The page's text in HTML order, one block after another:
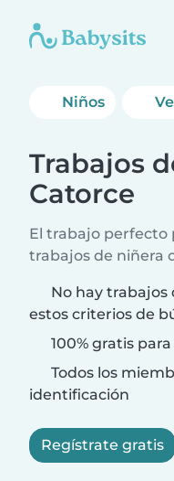
Niños
Trabajos
Catorce
El trabajo perfecto
trabajos de niñera
No hay trabajos
estos criterios de
100% gratis
Todos los
identificación
Regístrate gratis